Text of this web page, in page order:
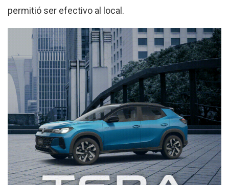
permitió ser efectivo al local.